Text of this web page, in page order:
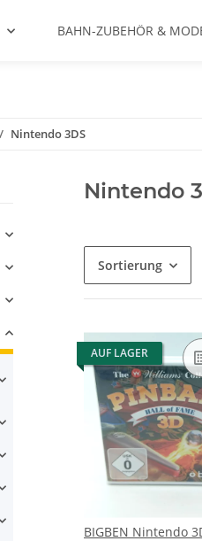
BAHN-ZUBEHÖR &
Nintendo 3DS
Nintendo
Sortierung
AUF LAGER
BIGBEN Nintendo